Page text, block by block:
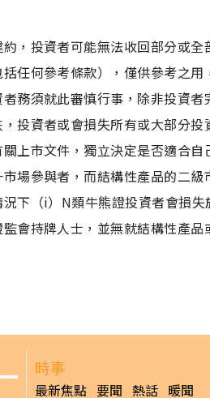
，投資者可能無法收回部分或
任何參考條款），僅供參考之
務須就此審慎行事，除非投資
投資者或會損失所有或大部分投
上市文件，獨立決定是否適合
場參與者，而結構性產品的二
下（i）N類牛熊證投資者會損
會持牌人士，並無就結構性產
時事
最新焦點 要聞 熱話 暖聞